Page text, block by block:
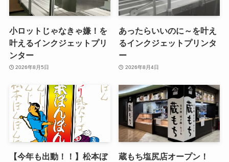
小ロットじゃなきゃ嫌！を
叶えるインクジェットプリ
ンター
2026年8月5日
あったらいいのに～を叶え
るインクジェットプリンタ
ー
2026年8月4日
【今年も出動！！】松本ぼ
蔵もち塩尻店オープン！